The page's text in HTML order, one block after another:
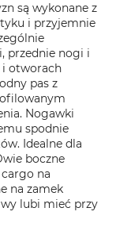
są wykonane z
i przyjemnie
przednie nogi i
i otworach
pas z
Nogawki
spodnie
Idealne dla
boczne
na
na zamek
lubi mieć przy